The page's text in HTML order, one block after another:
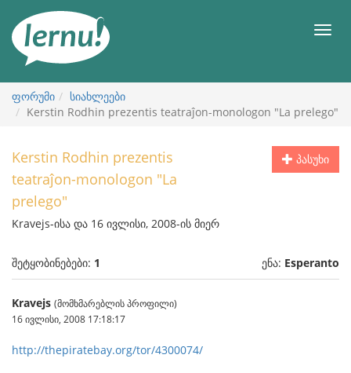
ნახვა
მენიუ
ფორუმი
სიახლეები
Kerstin Rodhin prezentis teatraĵon-monologon "La prelego"
პასუხი
Kerstin Rodhin prezentis
teatraĵon-monologon "La
prelego"
Kravejs-ისა და 16 ივლისი, 2008-ის მიერ
შეტყობინებები: 1 ენა: Esperanto
Kravejs (მომხმარებლის პროფილი)
16 ივლისი, 2008 17:18:17
http://thepiratebay.org/tor/4300074/